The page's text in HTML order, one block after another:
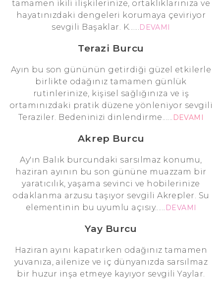
tamamen ikili ilişkilerinize, ortaklıklarınıza ve
hayatınızdaki dengeleri korumaya çeviriyor
sevgili Başaklar. K......DEVAMI
Terazi Burcu
Ayın bu son gününün getirdiği güzel etkilerle
birlikte odağınız tamamen günlük
rutinlerinize, kişisel sağlığınıza ve iş
ortamınızdaki pratik düzene yönleniyor sevgili
Teraziler. Bedeninizi dinlendirme...... DEVAMI
Akrep Burcu
Ay'ın Balık burcundaki sarsılmaz konumu,
haziran ayının bu son gününe muazzam bir
yaratıcılık, yaşama sevinci ve hobilerinize
odaklanma arzusu taşıyor sevgili Akrepler. Su
elementinin bu uyumlu açısıy...... DEVAMI
Yay Burcu
Haziran ayını kapatırken odağınız tamamen
yuvanıza, ailenize ve iç dünyanızda sarsılmaz
bir huzur inşa etmeye kayıyor sevgili Yaylar.